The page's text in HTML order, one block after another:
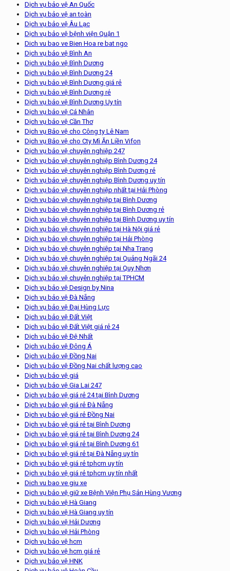
Dịch vụ bảo vệ An Quốc
Dịch vụ bảo vệ an toàn
Dịch vụ bảo vệ Âu Lạc
Dịch vụ bảo vệ bệnh viện Quận 1
Dich vu bao ve Bien Hoa re bat ngo
Dịch vụ bảo vệ Bình An
Dịch vụ bảo vệ Bình Dương
Dịch vụ bảo vệ Bình Dương 24
Dịch vụ bảo vệ Bình Dương giá rẻ
Dịch vụ bảo vệ Bình Dương rẻ
Dịch vụ bảo vệ Bình Dương Uy tín
Dịch vụ bảo vệ Cá Nhân
Dịch vụ bảo vệ Cần Thơ
Dịch vụ Bảo vệ cho Công ty Lê Nam
Dịch vụ Bảo vệ cho Cty Mì Ăn Liền Vifon
Dịch vụ bảo vệ chuyên nghiệp 247
Dịch vụ bảo vệ chuyên nghiệp Bình Dương 24
Dịch vụ bảo vệ chuyên nghiệp Bình Dương rẻ
Dịch vụ bảo vệ chuyên nghiệp Bình Dương uy tín
Dịch vụ bảo vệ chuyên nghiệp nhất tại Hải Phòng
Dịch vụ bảo vệ chuyên nghiệp tại Bình Dương
Dịch vụ bảo vệ chuyên nghiệp tại Bình Dương rẻ
Dịch vụ bảo vệ chuyên nghiệp tại Bình Dương uy tín
Dịch vụ bảo vệ chuyên nghiệp tại Hà Nội giá rẻ
Dịch vụ bảo vệ chuyên nghiệp tại Hải Phòng
Dịch vụ bảo vệ chuyên nghiệp tại Nha Trang
Dịch vụ bảo vệ chuyên nghiệp tại Quảng Ngãi 24
Dịch vụ bảo vệ chuyên nghiệp tại Quy Nhơn
Dịch vụ bảo vệ chuyên nghiệp tại TPHCM
Dịch vụ bảo vệ Design by Nina
Dịch vụ bảo vệ Đà Nẵng
Dịch vụ bảo vệ Đại Hùng Lực
Dịch vụ bảo vệ Đất Việt
Dịch vụ bảo vệ Đất Việt giá rẻ 24
Dịch vụ bảo vệ Đệ Nhất
Dịch vụ bảo vệ Đông Á
Dịch vụ bảo vệ Đồng Nai
Dịch vụ bảo vệ Đồng Nai chất lượng cao
Dịch vụ bảo vệ giá
Dịch vụ bảo vệ Gia Lai 247
Dịch vụ bảo vệ giá rẻ 24 tại Bình Dương
Dịch vụ bảo vệ giá rẻ Đà Nẵng
Dịch vụ bảo vệ giá rẻ Đồng Nai
Dịch vụ bảo vệ giá rẻ tại Bình Dương
Dịch vụ bảo vệ giá rẻ tại Bình Dương 24
Dịch vụ bảo vệ giá rẻ tại Bình Dương 61
Dịch vụ bảo vệ giá rẻ tại Đà Nẵng uy tín
Dịch vụ bảo vệ giá rẻ tphcm uy tín
Dịch vụ bảo vệ giá rẻ tphcm uy tín nhất
Dich vu bao ve giu xe
Dịch vụ bảo vệ giữ xe Bệnh Viện Phụ Sản Hùng Vương
Dịch vụ bảo vệ Hà Giang
Dịch vụ bảo vệ Hà Giang uy tín
Dịch vụ bảo vệ Hải Dương
Dịch vụ bảo vệ Hải Phòng
Dịch vụ bảo vệ hcm
Dịch vụ bảo vệ hcm giá rẻ
Dịch vụ bảo vệ HNK